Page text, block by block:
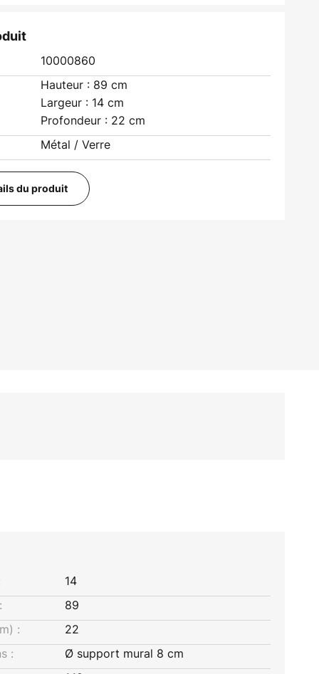
10000860
Hauteur : 89 cm
Largeur : 14 cm
Profondeur : 22 cm
Métal / Verre
du produit
14
89
:
22
:
Ø support mural 8 cm